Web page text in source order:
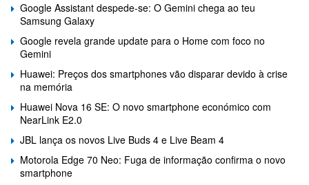
Google Assistant despede-se: O Gemini chega ao teu
Samsung Galaxy
Google revela grande update para o Home com foco no
Gemini
Huawei: Preços dos smartphones vão disparar devido à crise
na memória
Huawei Nova 16 SE: O novo smartphone económico com
NearLink E2.0
JBL lança os novos Live Buds 4 e Live Beam 4
Motorola Edge 70 Neo: Fuga de informação confirma o novo
smartphone